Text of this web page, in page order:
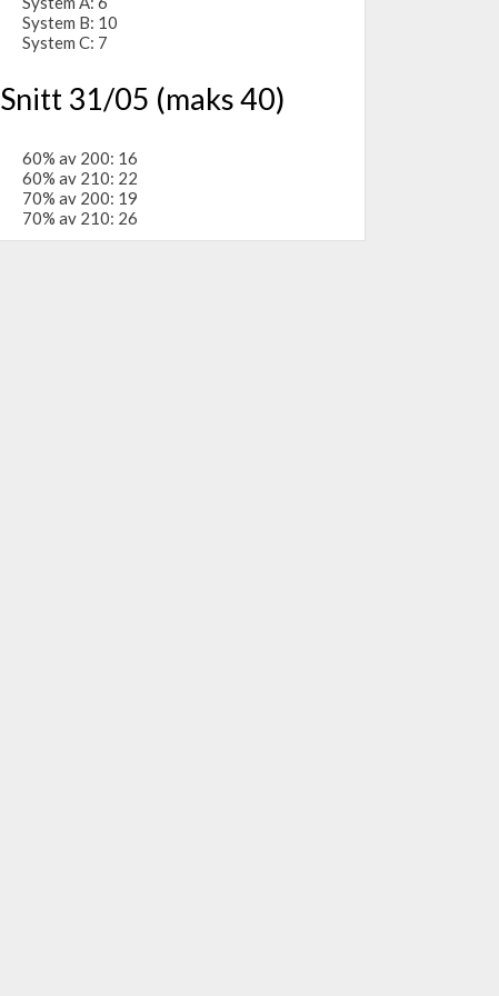
System B: 10
System C: 7
Snitt 31/05 (maks 40)
60% av 200: 16
60% av 210: 22
70% av 200: 19
70% av 210: 26